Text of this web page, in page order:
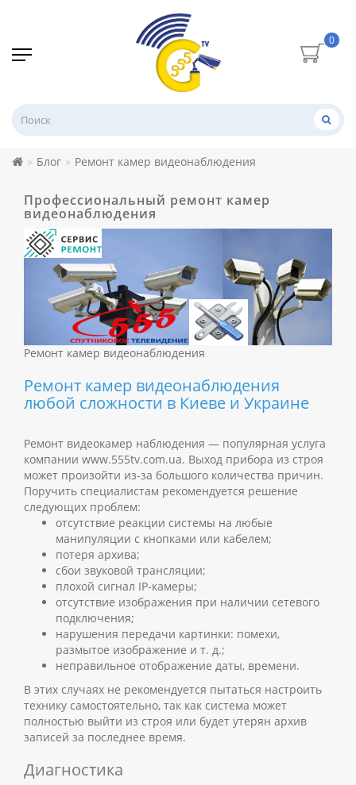
0
Блог Ремонт камер видеонаблюдения
Профессиональный ремонт камер
видеонаблюдения
Ремонт камер видеонаблюдения
Ремонт камер видеонаблюдения
любой сложности в Киеве и Украине
Ремонт видеокамер наблюдения — популярная услуга
компании www.555tv.com.ua. Выход прибора из строя
может произойти из-за большого количества причин.
Поручить специалистам рекомендуется решение
следующих проблем:
отсутствие реакции системы на любые
манипуляции с кнопками или кабелем;
потеря архива;
сбои звуковой трансляции;
плохой сигнал IP-камеры;
отсутствие изображения при наличии сетевого
подключения;
нарушения передачи картинки: помехи,
размытое изображение и т. д.;
неправильное отображение даты, времени.
В этих случаях не рекомендуется пытаться настроить
технику самостоятельно, так как система может
полностью выйти из строя или будет утерян архив
записей за последнее время.
Диагностика